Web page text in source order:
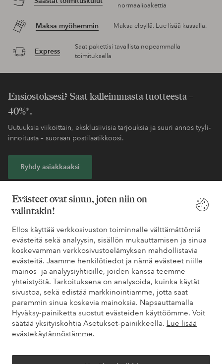
Evästeet ovat sinun, joten niin on
valintakin!
Ellos käyttää verkkosivuston toiminnalle välttämättömiä
evästeitä sekä analyysin, sisällön mukauttamisen ja sinua
koskevamman verkkosivustoelämyksen mahdollistavia
evästeitä. Jaamme henkilötiedot ja nämä evästeet niille
mainos- ja analyysiyhtiöille, joiden kanssa teemme
yhteistyötä. Tarkoituksena on analysoida, kuinka käytät
sivustoa, sekä edistää markkinointiamme, jotta saat
paremmin sinua koskevia mainoksia. Napsauttamalla
Hyväksy-painiketta suostut evästeiden käyttöömme. Voit
säätää yksityiskohtia Asetukset-painikkeella. Lue lisää
evästekäytännöstämme.
normaalipakettia
Maksa myöhemmin Maksa elpyllä. Lue lisää kassalla.
Express
Saat pakettisi tavallista nopeammalla
toimituksella
Ensiostoksesi? Saat kalleimmasta tuotteesta –
40%*.
Uutuuksia viikoittain, eksklusiivisia tarjouksia ja suuri annos tyyli-
innoitusta – suoraan postilaatikkoosi.
Ryhdy asiakkaaksi
Tarvitsetko apua?
Löydät vastaukset useimmin kysyttyihin kysymyksiin usein
kysytyistä kysymyksistä. Löydät myös tietoa siitä, miten voit ottaa
meihin yhteyttä.
Asiakaspalvelu Tilaukset Maksutavat
Omat sivut
Tietoa Elloksesta